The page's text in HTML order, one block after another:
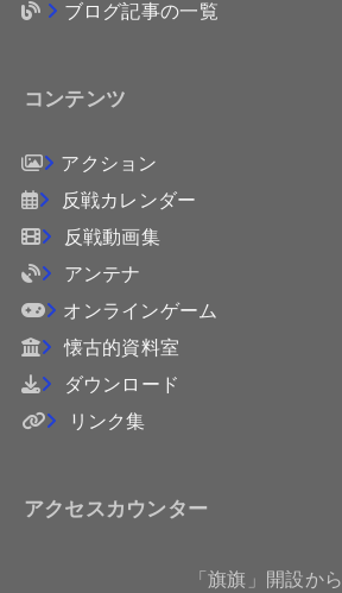
ブログ記事の一覧
コンテンツ
アクション
反戦カレンダー
反戦動画集
アンテナ
オンラインゲーム
懐古的資料室
ダウンロード
リンク集
アクセスカウンター
「旗旗」開設から